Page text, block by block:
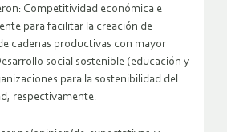
económica e
para facilitar la creación de
cadenas productivas con mayor
social sostenible (educación y
para la sostenibilidad del
respectivamente.